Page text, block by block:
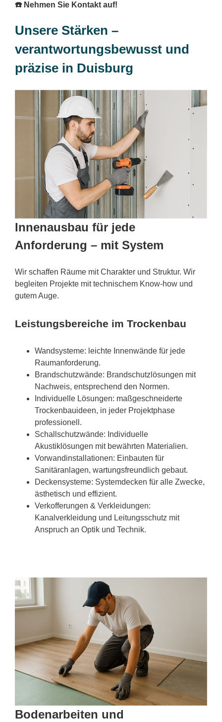
☎️ Nehmen Sie Kontakt auf!
Unsere Stärken –
verantwortungsbewusst und
präzise in Duisburg
Innenausbau für jede
Anforderung – mit System
Wir schaffen Räume mit Charakter und Struktur. Wir
begleiten Projekte mit technischem Know-how und
gutem Auge.
Leistungsbereiche im Trockenbau
Wandsysteme: leichte Innenwände für jede
Raumanforderung.
Brandschutzwände: Brandschutzlösungen mit
Nachweis, entsprechend den Normen.
Individuelle Lösungen: maßgeschneiderte
Trockenbauideen, in jeder Projektphase
professionell.
Schallschutzwände: Individuelle
Akustiklösungen mit bewährten Materialien.
Vorwandinstallationen: Einbauten für
Sanitäranlagen, wartungsfreundlich gebaut.
Deckensysteme: Systemdecken für alle Zwecke,
ästhetisch und effizient.
Verkofferungen & Verkleidungen:
Kanalverkleidung und Leitungsschutz mit
Anspruch an Optik und Technik.
Bodenarbeiten und